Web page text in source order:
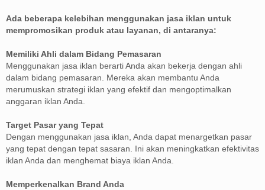
Ada beberapa kelebihan menggunakan jasa iklan untuk
mempromosikan produk atau layanan, di antaranya:
Memiliki Ahli dalam Bidang Pemasaran
Menggunakan jasa iklan berarti Anda akan bekerja dengan ahli
dalam bidang pemasaran. Mereka akan membantu Anda
merumuskan strategi iklan yang efektif dan mengoptimalkan
anggaran iklan Anda.
Target Pasar yang Tepat
Dengan menggunakan jasa iklan, Anda dapat menargetkan pasar
yang tepat dengan tepat sasaran. Ini akan meningkatkan efektivitas
iklan Anda dan menghemat biaya iklan Anda.
Memperkenalkan Brand Anda